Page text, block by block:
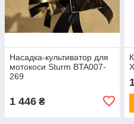
Насадка-культиватор для
мотокоси Sturm BTA007-
269
1 446 ₴